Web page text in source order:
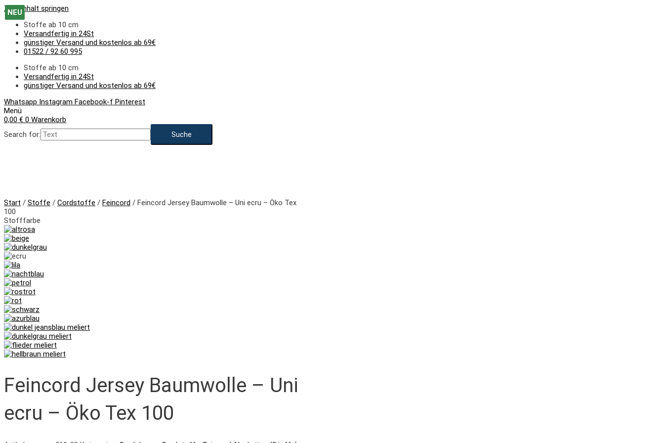
Zum Inhalt springen
Stoffe ab 10 cm
Versandfertig in 24St
günstiger Versand und kostenlos ab 69€
01522 / 92 60 995
Stoffe ab 10 cm
Versandfertig in 24St
günstiger Versand und kostenlos ab 69€
Whatsapp Instagram Facebook-f Pinterest
Menü
0,00 € 0 Warenkorb
Search for:
Start / Stoffe / Cordstoffe / Feincord / Feincord Jersey Baumwolle – Uni ecru – Öko Tex
100
Stofffarbe
Feincord Jersey Baumwolle – Uni
ecru – Öko Tex 100
NEU
NEU
NEU